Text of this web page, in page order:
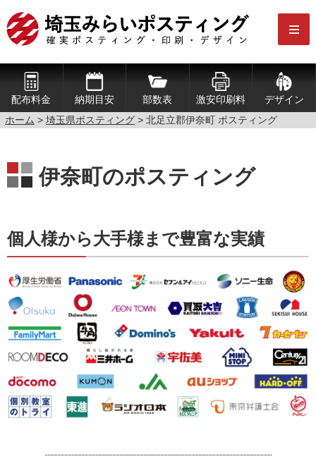
配布料金 納期目安 部数表 激安印刷料
デザイン
ホーム > 埼玉県ポスティング> 北足立郡伊奈町 ポスティング
伊奈町のポスティング
個人様から大手様まで豊富な実績